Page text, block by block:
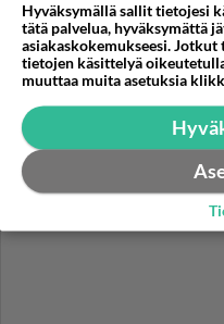
Hyväksymällä sallit tietojesi
tätä palvelua, hyväksymättä
asiakaskokemukseesi.
tietojen käsittelyä
muuttaa muita asetuksia